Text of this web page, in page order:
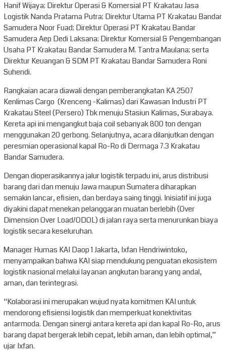
Hanif Wijaya; Direktur Operasi & Komersial PT Krakatau Jasa
Logistik Nanda Pratama Putra; Direktur Utama PT Krakatau Bandar
Samudera Noor Fuad; Direktur Operasi PT Krakatau Bandar
Samudera Aep Dedi Laksana; Direktur Komersial & Pengembangan
Usaha PT Krakatau Bandar Samudera M. Tantra Maulana; serta
Direktur Keuangan & SDM PT Krakatau Bandar Samudera Roni
Suhendi.
Rangkaian acara diawali dengan pemberangkatan KA 2507
Kenlimas Cargo (Krenceng -Kalimas) dari Kawasan Industri PT
Krakatau Steel (Persero) Tbk menuju Stasiun Kalimas, Surabaya.
Kereta api ini mengangkut baja coil sebanyak 800 ton dengan
menggunakan 20 gerbong. Selanjutnya, acara dilanjutkan dengan
peresmian operasional kapal Ro-Ro di Dermaga 7.3 Krakatau
Bandar Samudera.
Dengan dioperasikannya jalur logistik terpadu ini, arus distribusi
barang dari dan menuju Jawa maupun Sumatera diharapkan
semakin lancar, efisien, dan berdaya saing tinggi. Inisiatif ini juga
diyakini dapat menekan pelanggaran muatan berlebih (Over
Dimension Over Load/ODOL) di jalan raya serta menurunkan biaya
logistik secara keseluruhan.
Manager Humas KAI Daop 1 Jakarta, Ixfan Hendriwintoko,
menyampaikan bahwa KAI siap mendukung penguatan ekosistem
logistik nasional melalui layanan angkutan barang yang andal,
aman, dan terintegrasi.
“Kolaborasi ini merupakan wujud nyata komitmen KAI untuk
mendorong efisiensi logistik dan memperkuat konektivitas
antarmoda. Dengan sinergi antara kereta api dan kapal Ro-Ro, arus
barang dapat bergerak lebih cepat, lebih aman, dan lebih optimal,”
ujar Ixfan.